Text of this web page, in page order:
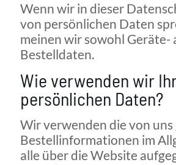
Wenn wir in dieser
von persönlichen Daten
meinen wir sowohl Geräte-
Bestelldaten.
Wie verwenden wir
persönlichen Daten?
Wir verwenden die von uns
Bestellinformationen im
alle über die Website